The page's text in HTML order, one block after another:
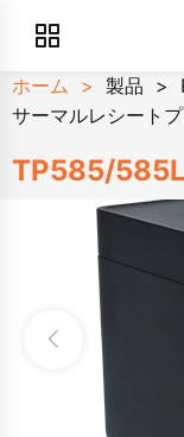
ホーム > 製品 >
サーマルレシート
TP585/585L